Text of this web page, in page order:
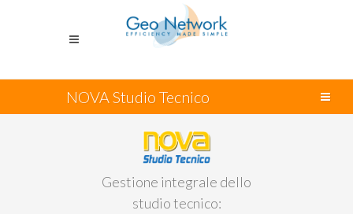
NOVA Studio Tecnico
Gestione integrale dello
studio tecnico: